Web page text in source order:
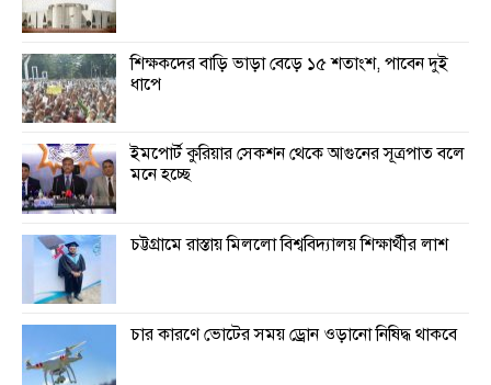
শিক্ষকদের বাড়ি ভাড়া বেড়ে ১৫ শতাংশ, পাবেন দুই
ধাপে
ইমপোর্ট কুরিয়ার সেকশন থেকে আগুনের সূত্রপাত বলে
মনে হচ্ছে
চট্টগ্রামে রাস্তায় মিললো বিশ্ববিদ্যালয় শিক্ষার্থীর লাশ
চার কারণে ভোটের সময় ড্রোন ওড়ানো নিষিদ্ধ থাকবে